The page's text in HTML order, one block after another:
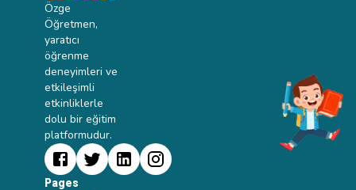
Özge
Öğretmen,
yaratıcı
öğrenme
deneyimleri ve
etkileşimli
etkinliklerle
dolu bir eğitim
platformudur.
Pages